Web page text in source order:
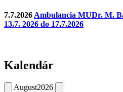
7.7.2026 Ambulancia MUDr. M.
13.7. 2026 do 17.7.2026
Kalendár
August2026